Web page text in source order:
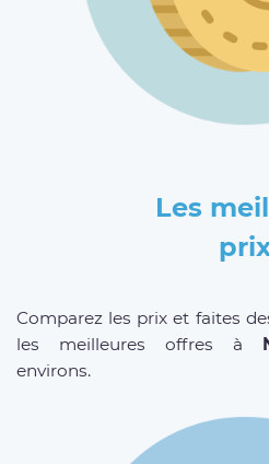
Les
Comparez les prix et faites
les meilleures offres à
environs.